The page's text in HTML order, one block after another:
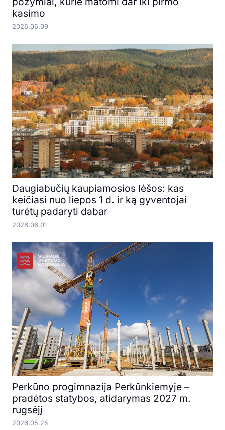
kasimo
2026.06.09
Daugiabučių kaupiamosios lėšos: kas
keičiasi nuo liepos 1 d. ir ką gyventojai
turėtų padaryti dabar
2026.06.01
Perkūno progimnazija Perkūnkiemyje –
pradėtos statybos, atidarymas 2027 m.
rugsėjį
2026.05.25